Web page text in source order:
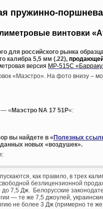
пружинно-
винтовки
для российского рынка
калибра 5,5 мм (.22),
версия МР-515С
«Маэстро». На фото внизу –
— « Маэстро NA 17 51P«:
вы найдете в « Полезных
новых «воздушек».
как правило, в трех
безлицензионной
7,5 Дж. Белорусские
— те же 7,5 джоулей,
не более 3 Дж (примерно те